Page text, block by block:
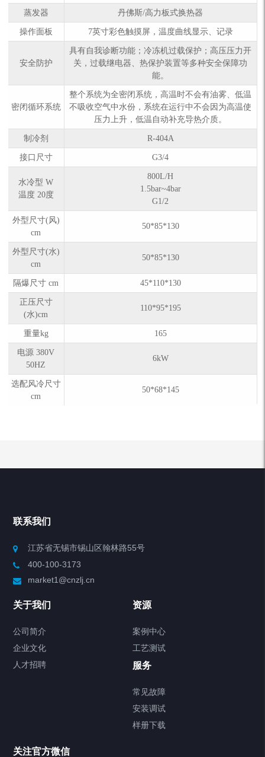
蒸发器 丹佛斯/高力板式换热器
操作面板 7英寸彩色触摸屏，温度曲线显示、记录
安全防护
具有自我诊断功能；冷冻机过载保护；高压压力开
关，过载继电器、热保护装置等多种安全保障功
能。
密闭循环系统
整个系统为全密闭系统，高温时不会有油雾、低温
不吸收空气中水份，系统在运行中不会因为高温使
压力上升，低温自动补充导热介质。
制冷剂 R-404A
接口尺寸 G3/4
水冷型 W
温度 20度
800L/H
1.5bar~4bar
G1/2
外型尺寸(风)
cm
50*85*130
外型尺寸(水)
cm
50*85*130
隔爆尺寸 cm 45*110*130
正压尺寸
(水)cm
110*95*195
重量kg 165
电源 380V
50HZ
6kW
选配风冷尺寸
cm
50*68*145
联系我们
江苏省无锡市锡山区翰林路55号
400-100-3173
market1@cnzlj.cn
关于我们
公司简介
企业文化
人才招聘
资源
案例中心
工艺测试
服务
常见故障
安装调试
样册下载
关注官方微信